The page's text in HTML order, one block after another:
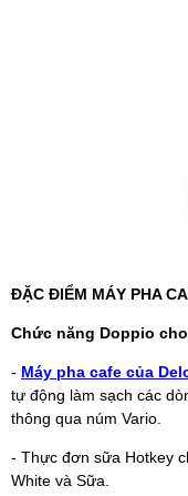
ĐẶC ĐIỂM MÁY PHA
Chức năng Doppio
- Máy pha cafe của
tự động làm sạch các
thông qua núm Vario.
- Thực đơn sữa Hotkey
White và Sữa.